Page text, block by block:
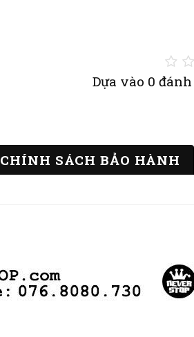
Dựa vào 0
CHÍNH SÁCH BẢO HÀNH